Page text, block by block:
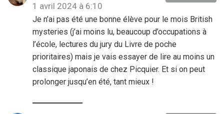
1 avril 2024 à 6:10
Je n’ai pas été une bonne élève pour le mois British
mysteries (j’ai moins lu, beaucoup d’occupations à
l’école, lectures du jury du Livre de poche
prioritaires) mais je vais essayer de lire au moins un
classique japonais de chez Picquier. Et si on peut
prolonger jusqu’en été, tant mieux !